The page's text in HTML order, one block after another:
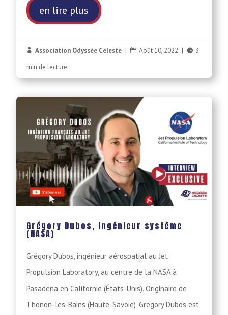
en lire plus
 Association Odyssée Céleste |  Août 10, 2022 |  3
min de lecture
Grégory Dubos, ingénieur système
(NASA)
Grégory Dubos, ingénieur aérospatial au Jet
Propulsion Laboratory, au centre de la NASA à
Pasadena en Californie (États-Unis). Originaire de
Thonon-les-Bains (Haute-Savoie), Gregory Dubos est